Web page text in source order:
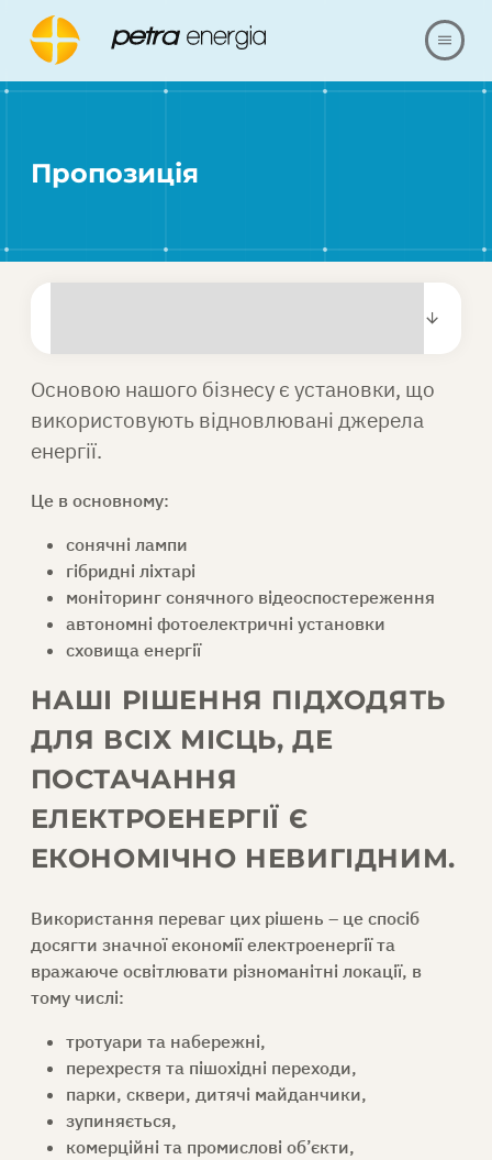
КОНТАКТИ
ЗАПИТ ПРОПОЗИЦІЇ
Пропозиція
Основою нашого бізнесу є установки, що
використовують відновлювані джерела
енергії.
Це в основному:
сонячні лампи
гібридні ліхтарі
моніторинг сонячного відеоспостереження
автономні фотоелектричні установки
сховища енергії
НАШІ РІШЕННЯ ПІДХОДЯТЬ
ДЛЯ ВСІХ МІСЦЬ, ДЕ
ПОСТАЧАННЯ
ЕЛЕКТРОЕНЕРГІЇ Є
ЕКОНОМІЧНО НЕВИГІДНИМ.
Використання переваг цих рішень – це спосіб
досягти значної економії електроенергії та
вражаюче освітлювати різноманітні локації, в
тому числі:
тротуари та набережні,
перехрестя та пішохідні переходи,
парки, сквери, дитячі майданчики,
зупиняється,
комерційні та промислові об’єкти,